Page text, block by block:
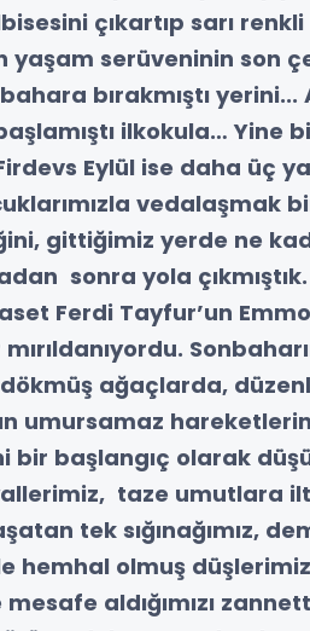
çıkartıp sarı renkli
yaşam serüveninin son
bırakmıştı yerini...
ilkokula… Yine
Eylül ise daha üç
vedalaşmak
gittiğimiz yerde ne
sonra yola çıkmıştık.
Ferdi Tayfur’un
dökmüş ağaçlarda,
umursamaz
bir başlangıç olarak
taze umutlara
tek sığınağımız,
hemhal olmuş
aldığımızı